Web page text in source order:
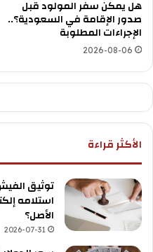
هل يمكن سفر المولود قبل
صدور الإقامة في السعودية؟..
الإجراءات المطلوبة
2026-08-06
الأكثر قراءة
توثيق
استلامه
الأصل؟
2026-07-31